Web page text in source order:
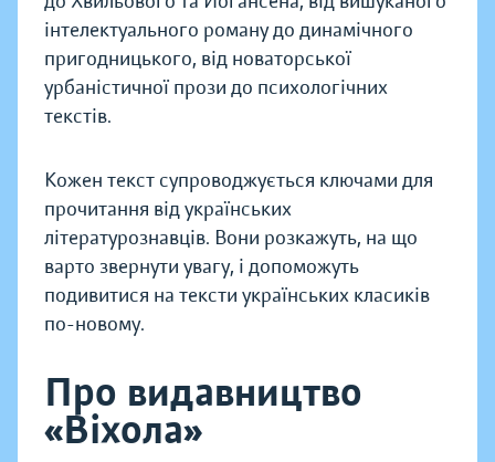
інтелектуального роману до динамічного
пригодницького, від новаторської
урбаністичної прози до психологічних
текстів.
Кожен текст супроводжується ключами для
прочитання від українських
літературознавців. Вони розкажуть, на що
варто звернути увагу, і допоможуть
подивитися на тексти українських класиків
по-новому.
Про видавництво
«Віхола»